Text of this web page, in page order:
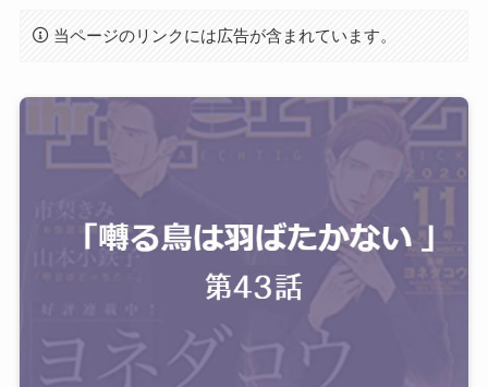
当ページのリンクには広告が含まれています。